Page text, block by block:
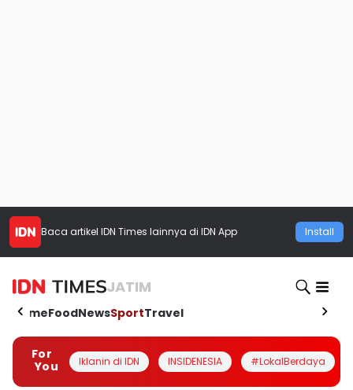
Baca artikel IDN Times lainnya di IDN App Install
JATIM
HomeFoodNewsSportTravel
For
You
Iklanin di IDN INSIDENESIA #LokalBerdaya